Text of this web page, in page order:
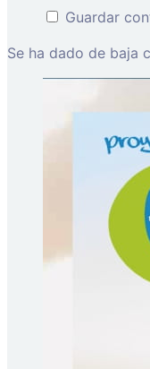
Guardar
Se ha dado de baja